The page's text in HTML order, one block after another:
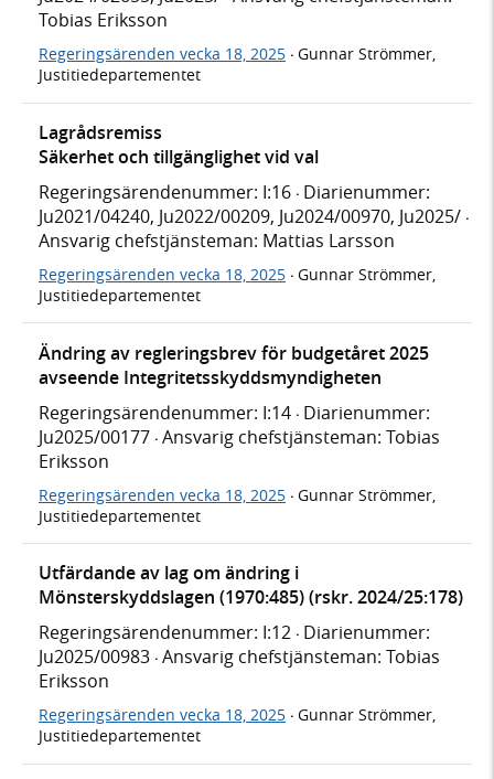
Tobias Eriksson
Regeringsärenden vecka 18, 2025 · Gunnar Strömmer,
Justitiedepartementet
Lagrådsremiss
Säkerhet och tillgänglighet vid val
Regeringsärendenummer: I:16 · Diarienummer:
Ju2021/04240, Ju2022/00209, Ju2024/00970, Ju2025/ ·
Ansvarig chefstjänsteman: Mattias Larsson
Regeringsärenden vecka 18, 2025 · Gunnar Strömmer,
Justitiedepartementet
Ändring av regleringsbrev för budgetåret 2025
avseende Integritetsskyddsmyndigheten
Regeringsärendenummer: I:14 · Diarienummer:
Ju2025/00177 · Ansvarig chefstjänsteman: Tobias
Eriksson
Regeringsärenden vecka 18, 2025 · Gunnar Strömmer,
Justitiedepartementet
Utfärdande av lag om ändring i
Mönsterskyddslagen (1970:485) (rskr. 2024/25:178)
Regeringsärendenummer: I:12 · Diarienummer:
Ju2025/00983 · Ansvarig chefstjänsteman: Tobias
Eriksson
Regeringsärenden vecka 18, 2025 · Gunnar Strömmer,
Justitiedepartementet